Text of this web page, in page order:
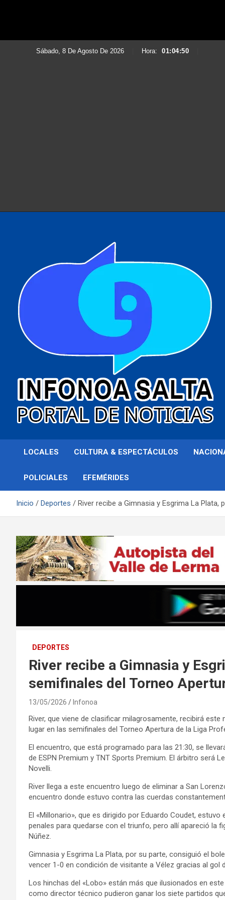
Sábado, 8 De Agosto De 2026 Hora: 01:04:51
Infonoa Salta
LOCALES CULTURA & ESPECTÁCULOS
POLICIALES EFEMÉRIDES
Inicio Deportes River recibe a Gimnasia y Esgrima La
DEPORTES
River recibe a Gimnasia y
semifinales del Torneo
13/05/2026 Infonoa
River, que viene de clasificar milagrosamente, recibirá
lugar en las semifinales del Torneo Apertura de la Liga
El encuentro, que está programado para las 21:30, se
de ESPN Premium y TNT Sports Premium. El árbitro será
Novelli.
River llega a este encuentro luego de eliminar a San
encuentro donde estuvo contra las cuerdas
El «Millonario», que es dirigido por Eduardo Coudet,
penales para quedarse con el triunfo, pero allí apareció la
Núñez.
Gimnasia y Esgrima La Plata, por su parte, consiguió el
vencer 1-0 en condición de visitante a Vélez gracias al gol
Los hinchas del «Lobo» están más que ilusionados en
como director técnico pudieron ganar los siete partidos